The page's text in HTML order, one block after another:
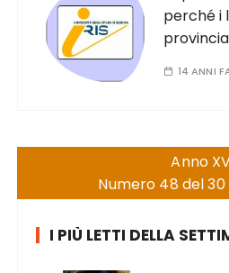
perché i
14 ANNI
Anno
Numero 48 del 30
I PIÙ LETTI DELLA